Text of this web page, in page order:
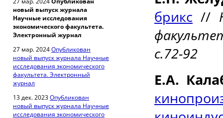
новый выпуск журнала
Научные исследования
экономического факультета.
Электронный журнал
27 мар. 2024Опубликован
новый выпуск журнала Научные
исследования экономического
факультета. Электронный
журнал
13 дек. 2023Опубликован
новый выпуск журнала Научные
исследования экономического
брикс //
с.72-92
Е.А.